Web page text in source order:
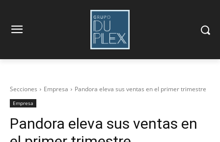
Secciones Empresa Pandora eleva sus ventas en el primer trimestre
Empresa
Pandora eleva sus ventas en